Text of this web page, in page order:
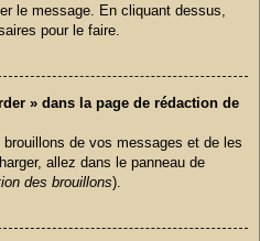
le message. En cliquant dessus,
pour le faire.
» dans la page de rédaction de
de vos messages et de les
allez dans le panneau de
des brouillons).